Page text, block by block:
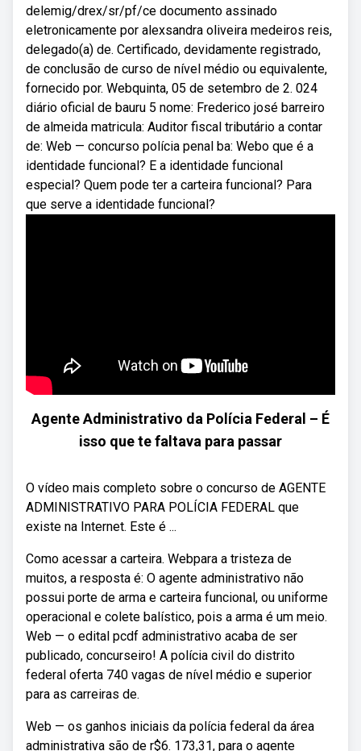
delemig/drex/sr/pf/ce documento assinado
eletronicamente por alexsandra oliveira medeiros reis,
delegado(a) de. Certificado, devidamente registrado,
de conclusão de curso de nível médio ou equivalente,
fornecido por. Webquinta, 05 de setembro de 2. 024
diário oficial de bauru 5 nome: Frederico josé barreiro
de almeida matricula: Auditor fiscal tributário a contar
de: Web — concurso polícia penal ba: Webo que é a
identidade funcional? E a identidade funcional
especial? Quem pode ter a carteira funcional? Para
que serve a identidade funcional?
Agente Administrativo da Polícia Federal – É
isso que te faltava para passar
O vídeo mais completo sobre o concurso de AGENTE
ADMINISTRATIVO PARA POLÍCIA FEDERAL que
existe na Internet. Este é ...
Como acessar a carteira. Webpara a tristeza de
muitos, a resposta é: O agente administrativo não
possui porte de arma e carteira funcional, ou uniforme
operacional e colete balístico, pois a arma é um meio.
Web — o edital pcdf administrativo acaba de ser
publicado, concurseiro! A polícia civil do distrito
federal oferta 740 vagas de nível médio e superior
para as carreiras de.
Web — os ganhos iniciais da polícia federal da área
administrativa são de r$6. 173,31, para o agente